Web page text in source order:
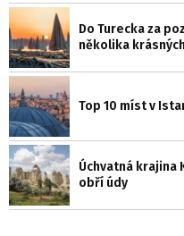
Do Turecka za
několika
Top 10 míst v
Úchvatná
obří údy